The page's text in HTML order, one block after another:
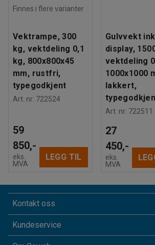
Finnes i flere varianter
Vektrampe, 300
kg, vektdeling 0,1
kg, 800x800x45
mm, rustfri,
typegodkjent
Art. nr: 722524
59
850,-
eks.
MVA
LEGG TIL
Gulvvekt
display,
vektdeling
1000x1000
lakkert,
Art. nr: 722511
27
450,-
eks.
MVA
Kontakt oss
Kundeservice